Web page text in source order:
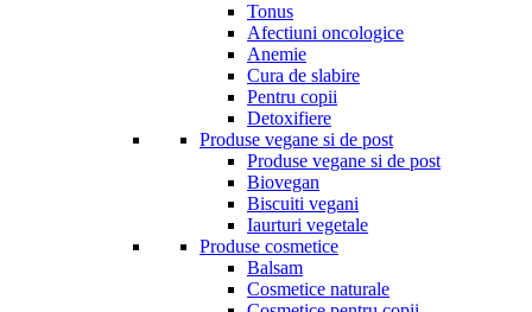
Tonus
Afectiuni oncologice
Anemie
Cura de slabire
Pentru copii
Detoxifiere
Produse vegane si de post
Produse vegane si de post
Biovegan
Biscuiti vegani
Iaurturi vegetale
Produse cosmetice
Balsam
Cosmetice naturale